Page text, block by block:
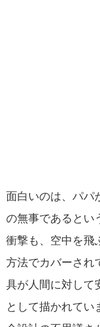
面白いのは、パパ
の無事であるとい
衝撃も、空中を飛
方法でカバーされ
具が人間に対して
として描かれてい